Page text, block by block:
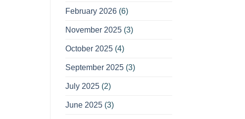
February 2026(6)
November 2025(3)
October 2025(4)
September 2025(3)
July 2025(2)
June 2025(3)